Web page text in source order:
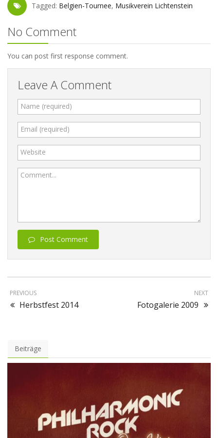
Tagged: Belgien-Tournee, Musikverein Lichtenstein
No Comment
You can post first response comment.
Leave A Comment
Name (required)
Email (required)
Website
Comment...
Post Comment
PREVIOUS
Herbstfest 2014
NEXT
Fotogalerie 2009
Beiträge